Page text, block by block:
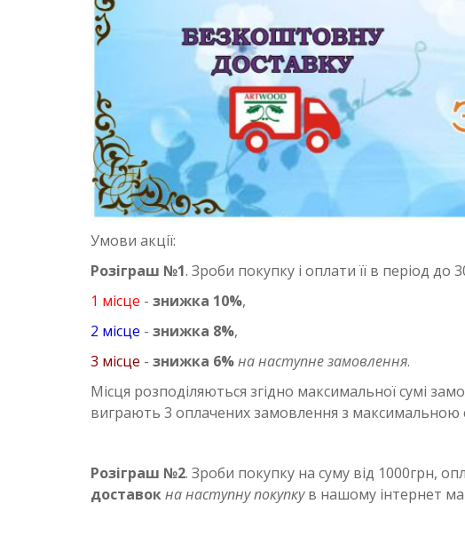
Умови акції:
Розіграш №1. Зроби покупку і оплати її в період до
1 місце - знижка 10%,
2 місце - знижка 8%,
3 місце - знижка 6%на наступне замовлення.
Місця розподіляються згідно максимальної сумі
виграють 3 оплачених замовлення з максимальною
Розіграш №2. Зроби покупку на суму від 1000грн,
доставокна наступну покупкув нашому інтернет